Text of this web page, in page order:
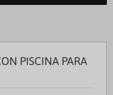
PISCINA PARA